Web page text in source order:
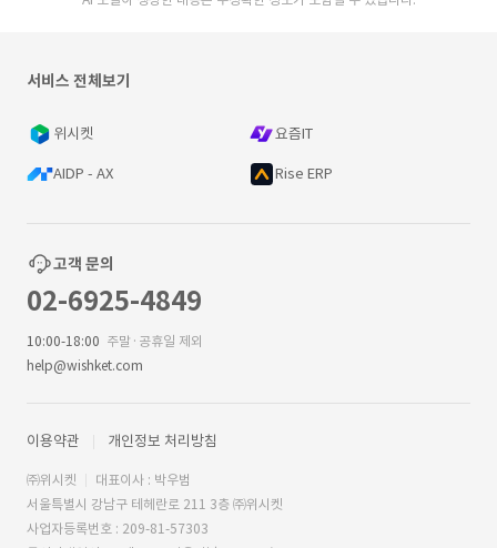
서비스 전체보기
위시켓 요즘IT
AIDP - AX Rise ERP
고객 문의
02-6925-4849
10:00-18:00 주말·공휴일 제외
help@wishket.com
이용약관 개인정보 처리방침
㈜위시켓
대표이사 : 박우범
서울특별시 강남구 테헤란로 211 3층 ㈜위시켓
사업자등록번호 : 209-81-57303